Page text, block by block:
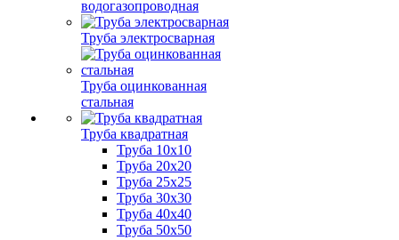
водогазопроводная
Труба электросварная
Труба оцинкованная
стальная
Труба квадратная
Труба 10x10
Труба 20x20
Труба 25x25
Труба 30x30
Труба 40x40
Труба 50x50